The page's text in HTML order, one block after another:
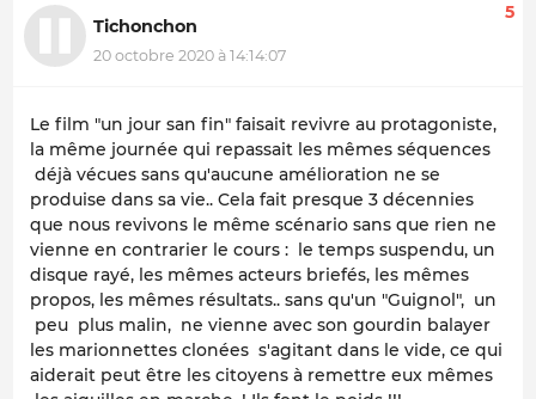
Tichonchon
20 octobre 2020 à 14:14:07
5
Le film "un jour san fin" faisait revivre au protagoniste,
la même journée qui repassait les mêmes séquences
déjà vécues sans qu'aucune amélioration ne se
produise dans sa vie.. Cela fait presque 3 décennies
que nous revivons le même scénario sans que rien ne
vienne en contrarier le cours : le temps suspendu, un
disque rayé, les mêmes acteurs briefés, les mêmes
propos, les mêmes résultats.. sans qu'un "Guignol", un
peu plus malin, ne vienne avec son gourdin balayer
les marionnettes clonées s'agitant dans le vide, ce qui
aiderait peut être les citoyens à remettre eux mêmes